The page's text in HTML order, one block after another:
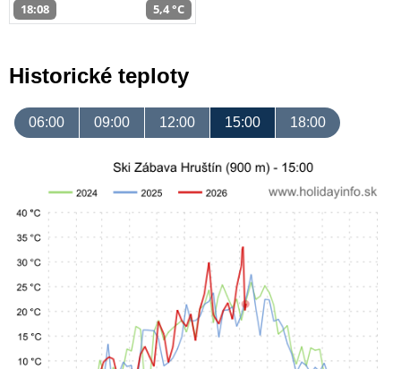
18:08 5,4 °C
Historické teploty
06:00 09:00 12:00 15:00 18:00